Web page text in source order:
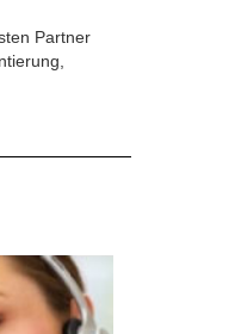
Partner